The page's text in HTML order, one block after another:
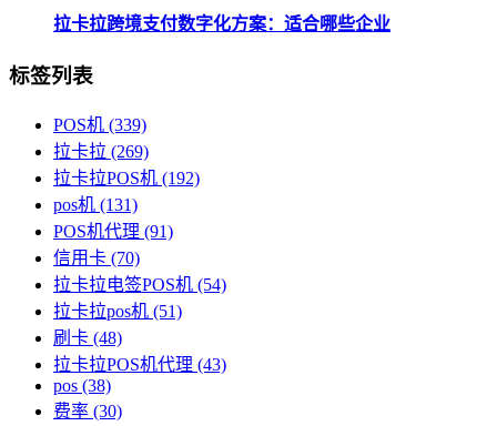
拉卡拉跨境支付数字化方案：适合哪些企业
标签列表
POS机 (339)
拉卡拉 (269)
拉卡拉POS机 (192)
pos机 (131)
POS机代理 (91)
信用卡 (70)
拉卡拉电签POS机 (54)
拉卡拉pos机 (51)
刷卡 (48)
拉卡拉POS机代理 (43)
pos (38)
费率 (30)